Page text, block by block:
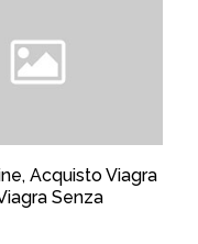
Acquisto Viagra
Senza